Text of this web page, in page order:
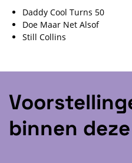
Daddy Cool Turns 50
Doe Maar Net Alsof
Still Collins
binnen